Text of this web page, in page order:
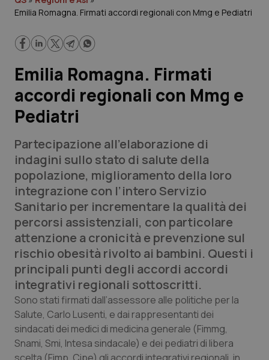
Governo e Parlamento
Regioni e Asl
Lavoro e Professioni
Scienza e Farmaci
Studi e Analisi
Lettere al direttore
Edizioni Regionali
QS Pro
Professionisti Sanitari.AI
Abruzzo
Basilicata
QS Pro Gold
Artrite & artrosi
QS Club Newsletter
Emilia Romagna. Firmati accordi regionali con Mmg e Pediatri
Emilia Romagna. Firmati
accordi regionali con Mmg e
Pediatri
Partecipazione all’elaborazione di
indagini sullo stato di salute della
popolazione, miglioramento della loro
integrazione con l’intero Servizio
Sanitario per incrementare la qualità dei
percorsi assistenziali, con particolare
attenzione a cronicità e prevenzione sul
rischio obesità rivolto ai bambini. Questi i
principali punti degli accordi accordi
integrativi regionali sottoscritti.
Sono stati firmati dall’assessore alle politiche per la
Salute, Carlo Lusenti, e dai rappresentanti dei
sindacati dei medici di medicina generale (Fimmg,
Snami, Smi, Intesa sindacale) e dei pediatri di libera